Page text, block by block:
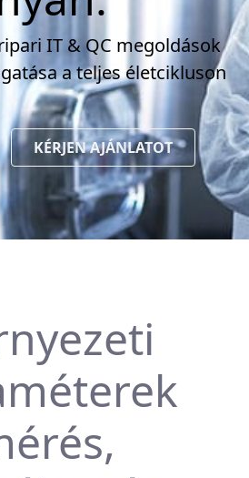
IT & QC megoldások
a teljes életcikluson
KÉRJEN AJÁNLATOT